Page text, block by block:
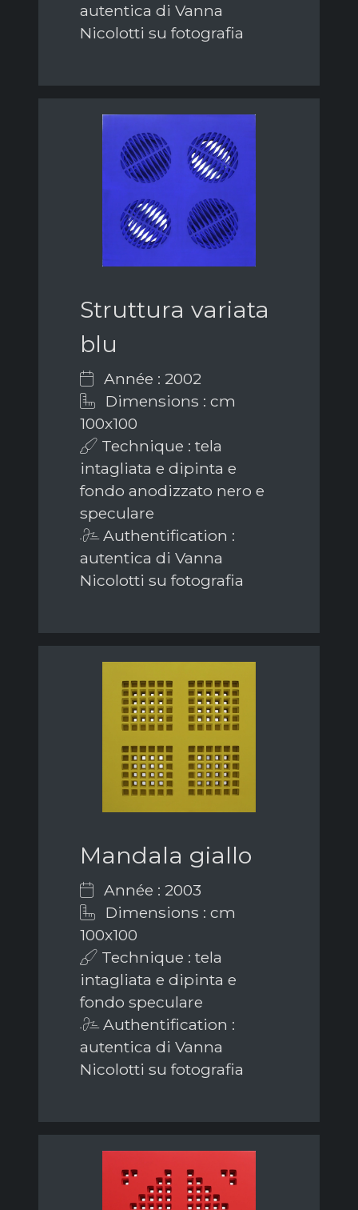
autentica di Vanna
Nicolotti su fotografia
Struttura variata
blu
Année : 2002
Dimensions : cm
100x100
Technique : tela
intagliata e dipinta e
fondo anodizzato nero e
speculare
Authentification :
autentica di Vanna
Nicolotti su fotografia
Mandala giallo
Année : 2003
Dimensions : cm
100x100
Technique : tela
intagliata e dipinta e
fondo speculare
Authentification :
autentica di Vanna
Nicolotti su fotografia